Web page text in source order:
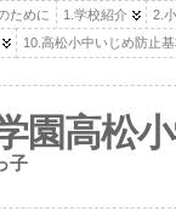
ために 1.学校紹介
2.
10.高松小中いじめ防止
園高松
子